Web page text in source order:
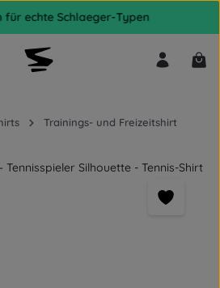
echte Schlaeger-Typen
Trainings- und Freizeitshirt